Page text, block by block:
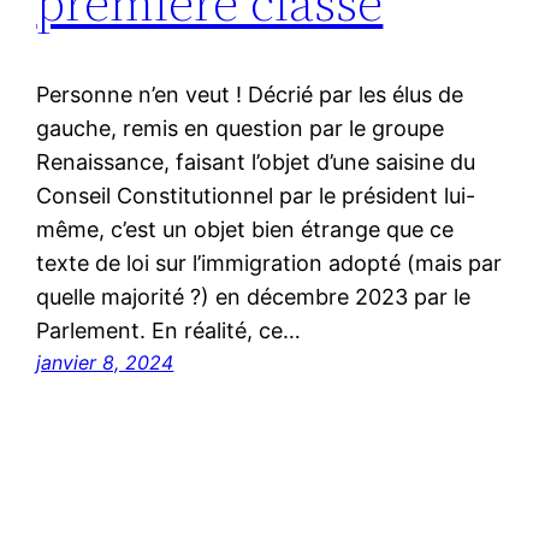
Personne n’en veut ! Décrié par les élus de
gauche, remis en question par le groupe
Renaissance, faisant l’objet d’une saisine du
Conseil Constitutionnel par le président lui-
même, c’est un objet bien étrange que ce
texte de loi sur l’immigration adopté (mais par
quelle majorité ?) en décembre 2023 par le
Parlement. En réalité, ce…
janvier 8, 2024